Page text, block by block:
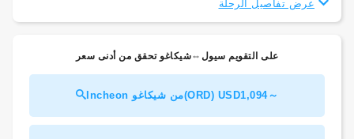
عرض تفاصيل الرحلة
على التقويم سيول⇔شيكاغو تحقق من أدنى سعر
Incheon من شيكاغو(ORD) USD1,094～